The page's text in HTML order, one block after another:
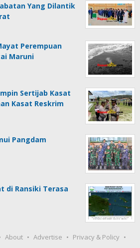
Yang Dilantik
Perempuan
Maruni
Sertijab Kasat
Kasat Reskrim
Pangdam
di Ransiki Terasa
About Advertise
Privacy & Policy